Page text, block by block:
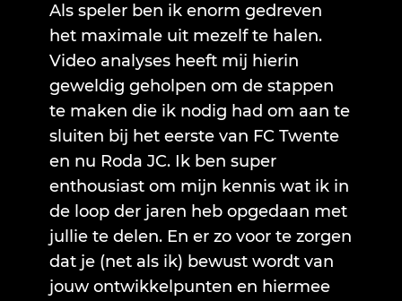
Als speler ben ik enorm gedreven
het maximale uit mezelf te halen.
Video analyses heeft mij hierin
geweldig geholpen om de stappen
te maken die ik nodig had om aan te
sluiten bij het eerste van FC Twente
en nu Roda JC. Ik ben super
enthousiast om mijn kennis wat ik in
de loop der jaren heb opgedaan met
jullie te delen. En er zo voor te zorgen
dat je (net als ik) bewust wordt van
jouw ontwikkelpunten en hiermee